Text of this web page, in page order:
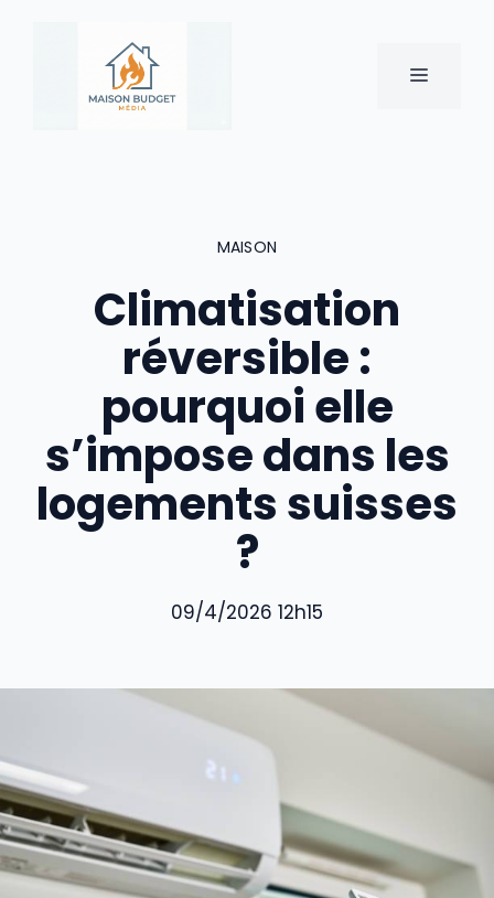
MENU
MAISON
Climatisation
réversible :
pourquoi elle
s’impose dans les
logements suisses
?
09/4/2026 12h15